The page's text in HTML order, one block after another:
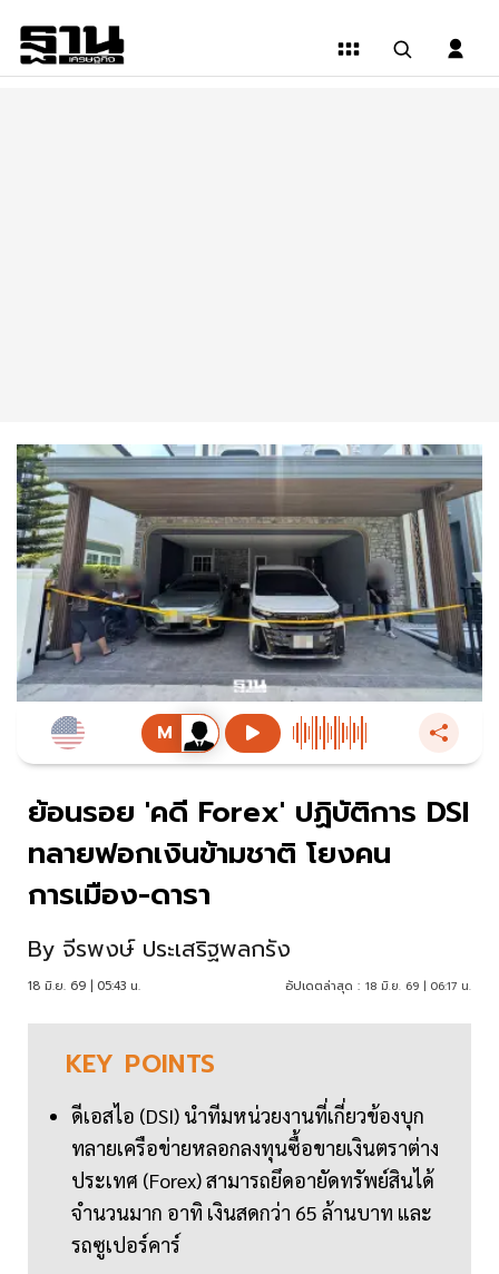
ย้อนรอย 'คดี Forex' ปฏิบัติการ DSI
ทลายฟอกเงินข้ามชาติ โยงคน
การเมือง-ดารา
By จีรพงษ์ ประเสริฐพลกรัง
18 มิ.ย. 69 | 05:43 น. อัปเดตล่าสุด : 18 มิ.ย. 69 | 06:17 น.
KEY POINTS
ดีเอสไอ (DSI) นำทีมหน่วยงานที่เกี่ยวข้องบุก
ทลายเครือข่ายหลอกลงทุนซื้อขายเงินตราต่าง
ประเทศ (Forex) สามารถยึดอายัดทรัพย์สินได้
จำนวนมาก อาทิ เงินสดกว่า 65 ล้านบาท และ
รถซูเปอร์คาร์